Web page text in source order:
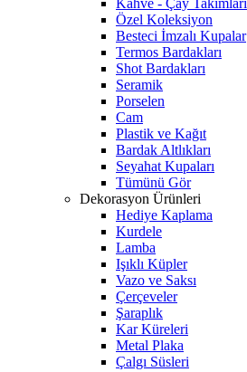
Kahve - Çay Takımları
Özel Koleksiyon
Besteci İmzalı Kupalar
Termos Bardakları
Shot Bardakları
Seramik
Porselen
Cam
Plastik ve Kağıt
Bardak Altlıkları
Seyahat Kupaları
Tümünü Gör
Dekorasyon Ürünleri
Hediye Kaplama
Kurdele
Lamba
Işıklı Küpler
Vazo ve Saksı
Çerçeveler
Şaraplık
Kar Küreleri
Metal Plaka
Çalgı Süsleri